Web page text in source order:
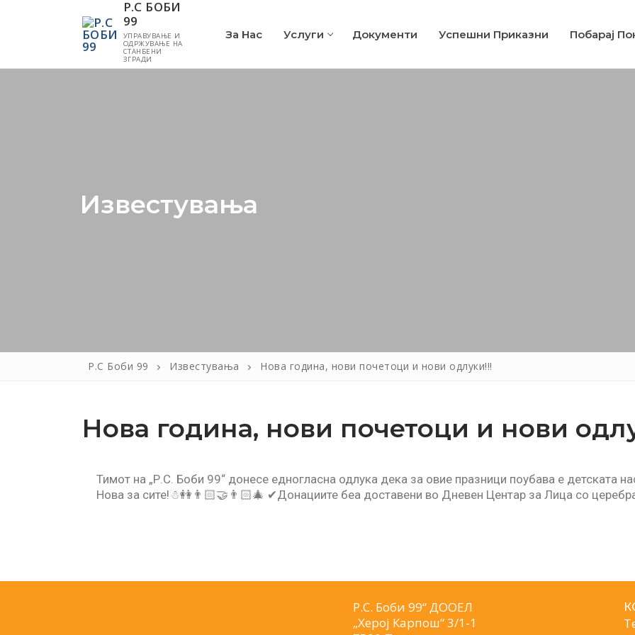
Р.С БОБИ
99
УПРАВУВАЊЕ И
ОДРЖУВАЊЕ НА
СТАНБЕНИ
ЗГРАДИ
За Нас Услуги Документи Успешни Приказни Побарај
Одржување на хигиена
Известувања
Р.С Боби 99 Известувања Нова година, нови почетоци и нови одлуки!!!
Нова година, нови почетоци и нови
Тимот на „Р.С. Боби 99“ донесе едногласна одлука дека за овие празници поубава е детската
Нова за сите!☃👭👨🏻‍🤝‍👨🏻🎄 ✔Донациите беа доставени во Дневен Центар за Лица со
Р.С. Боби 99“ ДООЕЛ
„Херој Карпош“ 3/1-1